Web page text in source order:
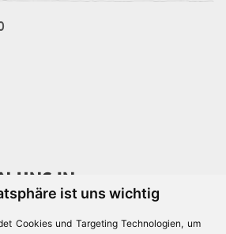
ist uns wichtig
Cookies und Targeting Technologien, um
UNS IN